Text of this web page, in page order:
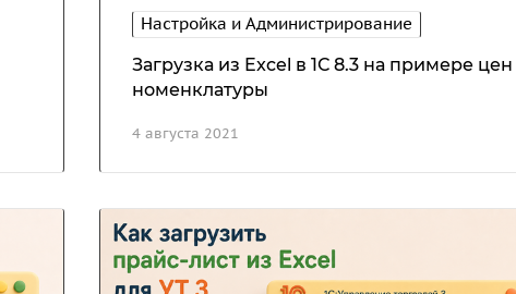
Настройка и Администрирование
4 августа 2021
Загрузка из Excel в 1С 8.3 на примере цен
номенклатуры